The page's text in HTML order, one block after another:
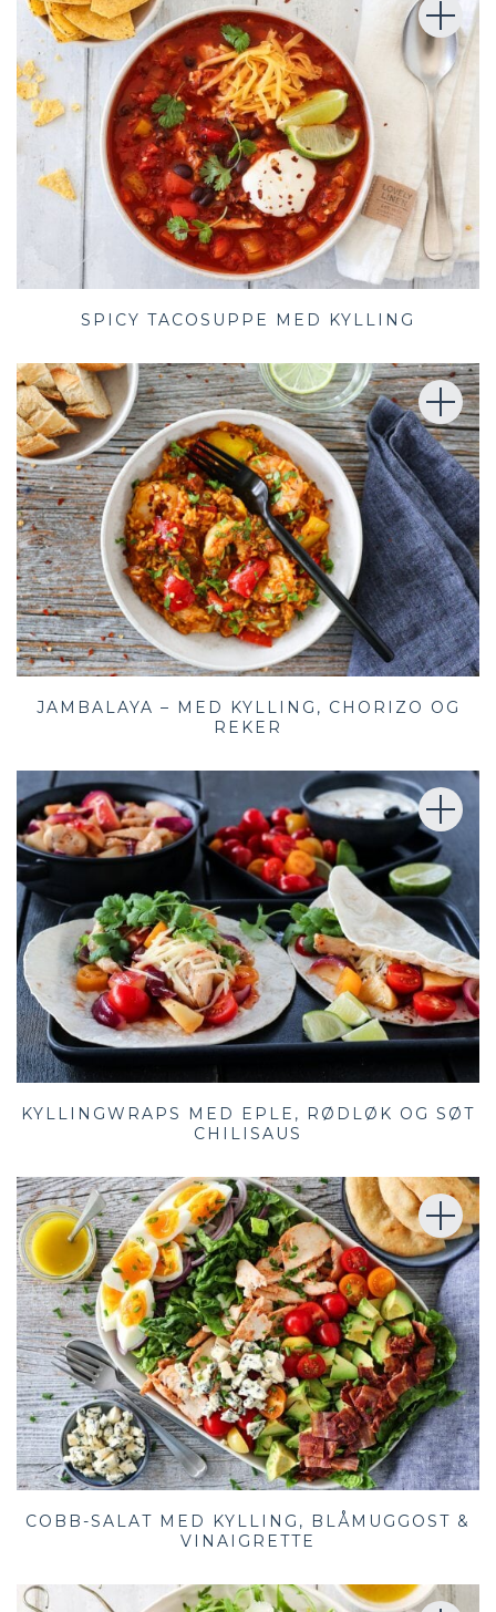
SPICY TACOSUPPE MED KYLLING
JAMBALAYA – MED KYLLING, CHORIZO OG
REKER
KYLLINGWRAPS MED EPLE, RØDLØK OG SØT
CHILISAUS
COBB-SALAT MED KYLLING, BLÅMUGGOST &
VINAIGRETTE